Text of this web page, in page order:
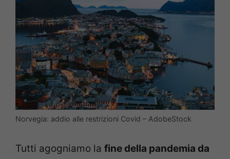
Norvegia: addio alle restrizioni Covid – AdobeStock
Tutti agogniamo la fine della pandemia da